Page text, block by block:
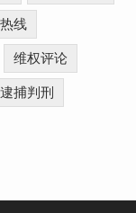
线
维权评论
逮捕判刑